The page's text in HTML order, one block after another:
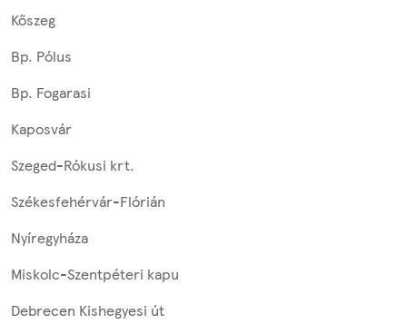
Kőszeg
Bp. Pólus
Bp. Fogarasi
Kaposvár
Szeged-Rókusi krt.
Székesfehérvár-Flórián
Nyíregyháza
Miskolc-Szentpéteri kapu
Debrecen Kishegyesi út